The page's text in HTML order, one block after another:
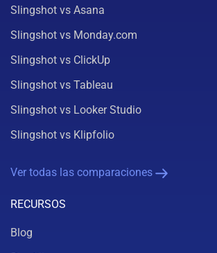
Slingshot vs Asana
Slingshot vs Monday.com
Slingshot vs ClickUp
Slingshot vs Tableau
Slingshot vs Looker Studio
Slingshot vs Klipfolio
Ver todas las comparaciones
RECURSOS
Blog